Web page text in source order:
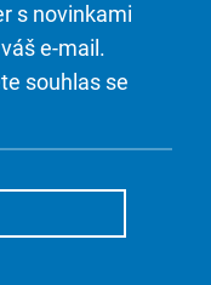
s novinkami
e-mail.
souhlas se